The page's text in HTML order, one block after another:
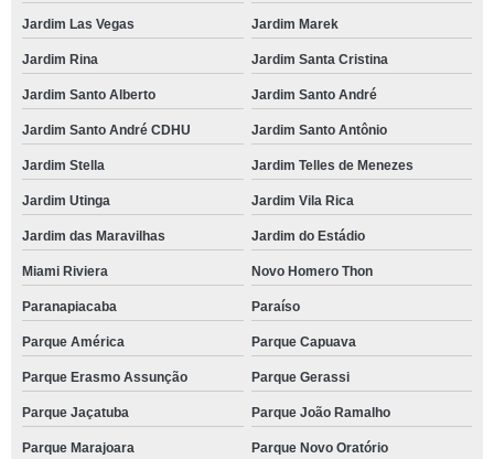
Jardim Las Vegas Jardim Marek
Jardim Rina Jardim Santa Cristina
Jardim Santo Alberto Jardim Santo André
Jardim Santo André CDHU Jardim Santo Antônio
Jardim Stella Jardim Telles de Menezes
Jardim Utinga Jardim Vila Rica
Jardim das Maravilhas Jardim do Estádio
Miami Riviera Novo Homero Thon
Paranapiacaba Paraíso
Parque América Parque Capuava
Parque Erasmo Assunção Parque Gerassi
Parque Jaçatuba Parque João Ramalho
Parque Marajoara Parque Novo Oratório